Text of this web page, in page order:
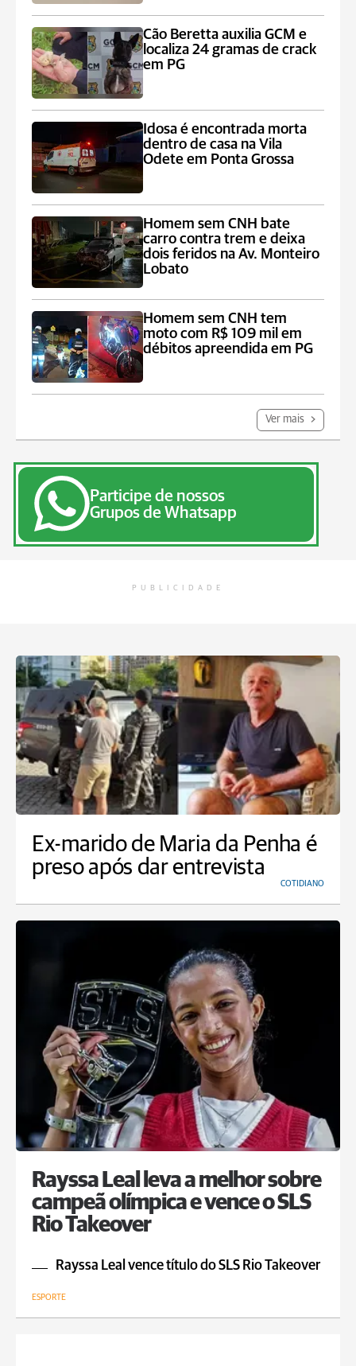
Cão Beretta auxilia GCM e
localiza 24 gramas de crack
em PG
Idosa é encontrada morta
dentro de casa na Vila
Odete em Ponta Grossa
Homem sem CNH bate
carro contra trem e deixa
dois feridos na Av. Monteiro
Lobato
Homem sem CNH tem
moto com R$ 109 mil em
débitos apreendida em PG
Ver mais
Participe de nossos
Grupos de Whatsapp
PUBLICIDADE
Ex-marido de Maria da Penha é
preso após dar entrevista
COTIDIANO
Rayssa Leal leva a melhor sobre
campeã olímpica e vence o SLS
Rio Takeover
Rayssa Leal vence título do SLS Rio Takeover
ESPORTE